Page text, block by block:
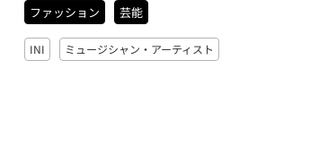
ファッション 芸能
INI ミュージシャン・アーティスト